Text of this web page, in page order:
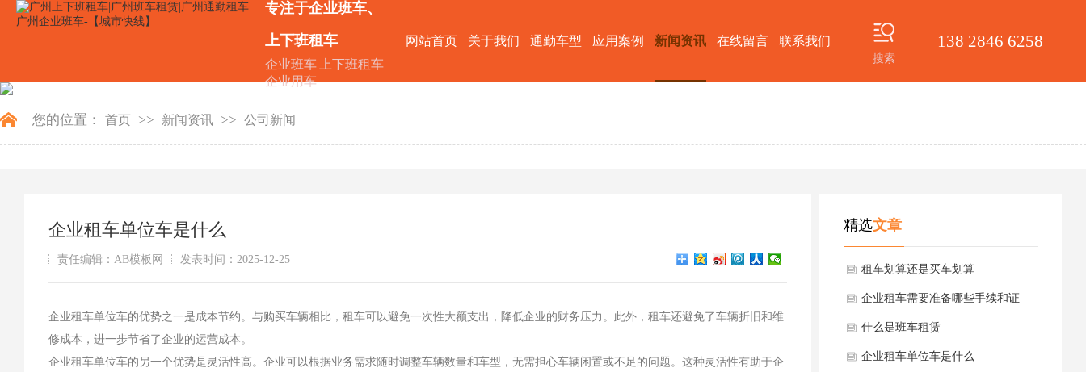
专注于企业班车、
上下班租车
企业班车|上下班租车|
企业用车
网站首页 关于我们 通勤车型 应用案例 新闻资讯 在线留言 联系我们
搜索
138 2846 6258
您的位置： 首页 >> 新闻资讯 >> 公司新闻
企业租车单位车是什么
责任编辑：AB模板网 发表时间：2025-12-25
企业租车单位车的优势之一是成本节约。与购买车辆相比，租车可以避免一次性大额支出，降低企业的财务压力。此外，租车还避免了车辆折旧和维
修成本，进一步节省了企业的运营成本。
企业租车单位车的另一个优势是灵活性高。企业可以根据业务需求随时调整车辆数量和车型，无需担心车辆闲置或不足的问题。这种灵活性有助于企
精选文章
租车划算还是买车划算
企业租车需要准备哪些手续和证
件？
什么是班车租赁
企业租车单位车是什么